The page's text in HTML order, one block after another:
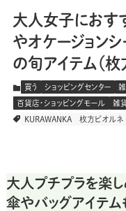
大人女子におす
やオケージョンシ
の旬アイテム（
買う ショッピングセンター 雑
百貨店・ショッピングモール 雑
KURAWANKA 枚方ビオルネ
大人プチプラを楽し
傘やバッグアイテム